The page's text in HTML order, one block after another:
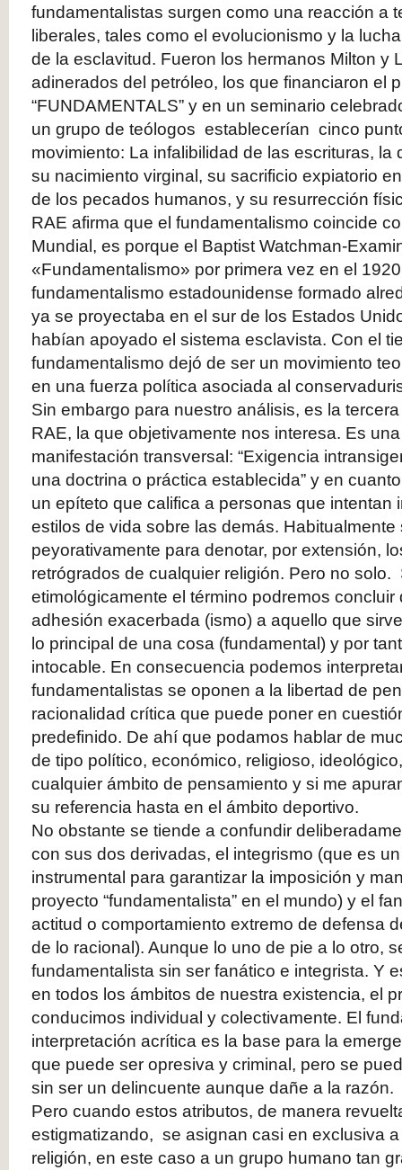
fundamentalistas surgen como una reacción a
liberales, tales como el evolucionismo y la
de la esclavitud. Fueron los hermanos Milton y
adinerados del petróleo, los que financiaron el
“FUNDAMENTALS” y en un seminario
un grupo de teólogos establecerían cinco
movimiento: La infalibilidad de las escrituras, la
su nacimiento virginal, su sacrificio expiatorio
de los pecados humanos, y su resurrección
RAE afirma que el fundamentalismo coincide
Mundial, es porque el Baptist Watchman-
«Fundamentalismo» por primera vez en el
fundamentalismo estadounidense formado
ya se proyectaba en el sur de los Estados
habían apoyado el sistema esclavista. Con el
fundamentalismo dejó de ser un movimiento
en una fuerza política asociada al
Sin embargo para nuestro análisis, es la
RAE, la que objetivamente nos interesa. Es
manifestación transversal: “Exigencia
una doctrina o práctica establecida” y en
un epíteto que califica a personas que intentan
estilos de vida sobre las demás. Habitualmente
peyorativamente para denotar, por extensión,
retrógrados de cualquier religión. Pero no solo.
etimológicamente el término podremos concluir
adhesión exacerbada (ismo) a aquello que
lo principal de una cosa (fundamental) y por
intocable. En consecuencia podemos
fundamentalistas se oponen a la libertad de
racionalidad crítica que puede poner en
predefinido. De ahí que podamos hablar de
de tipo político, económico, religioso,
cualquier ámbito de pensamiento y si me
su referencia hasta en el ámbito deportivo.
No obstante se tiende a confundir
con sus dos derivadas, el integrismo (que es
instrumental para garantizar la imposición y
proyecto “fundamentalista” en el mundo) y el
actitud o comportamiento extremo de defensa
de lo racional). Aunque lo uno de pie a lo otro,
fundamentalista sin ser fanático e integrista. Y
en todos los ámbitos de nuestra existencia, el
conducimos individual y colectivamente. El
interpretación acrítica es la base para la
que puede ser opresiva y criminal, pero se
sin ser un delincuente aunque dañe a la razón.
Pero cuando estos atributos, de manera
estigmatizando, se asignan casi en exclusiva
religión, en este caso a un grupo humano tan